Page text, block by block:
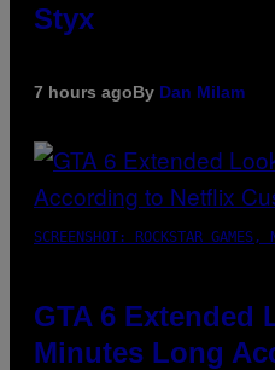
Styx
7 hours agoBy Dan Milam
SCREENSHOT: ROCKSTAR GAMES,
GTA 6 Extended
Minutes Long